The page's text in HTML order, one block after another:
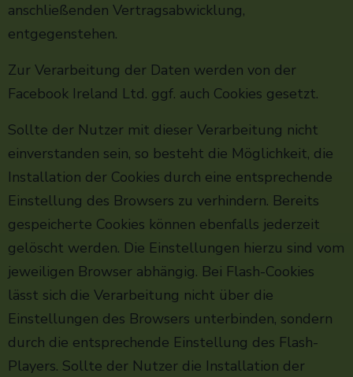
anschließenden Vertragsabwicklung,
entgegenstehen.
Zur Verarbeitung der Daten werden von der
Facebook Ireland Ltd. ggf. auch Cookies gesetzt.
Sollte der Nutzer mit dieser Verarbeitung nicht
einverstanden sein, so besteht die Möglichkeit, die
Installation der Cookies durch eine entsprechende
Einstellung des Browsers zu verhindern. Bereits
gespeicherte Cookies können ebenfalls jederzeit
gelöscht werden. Die Einstellungen hierzu sind vom
jeweiligen Browser abhängig. Bei Flash-Cookies
lässt sich die Verarbeitung nicht über die
Einstellungen des Browsers unterbinden, sondern
durch die entsprechende Einstellung des Flash-
Players. Sollte der Nutzer die Installation der